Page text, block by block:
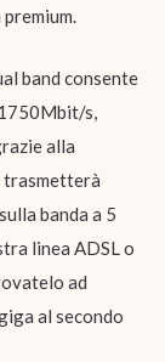
band consente
s,
alla
trasmetterà
banda a 5
linea ADSL o
ad
al secondo